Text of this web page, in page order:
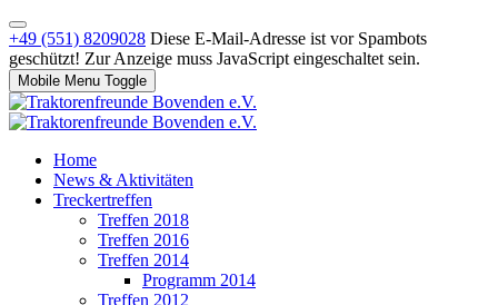
+49 (551) 8209028 Diese E-Mail-Adresse ist vor Spambots
geschützt! Zur Anzeige muss JavaScript eingeschaltet sein.
Mobile Menu Toggle
Home
News & Aktivitäten
Treckertreffen
Treffen 2018
Treffen 2016
Treffen 2014
Programm 2014
Treffen 2012